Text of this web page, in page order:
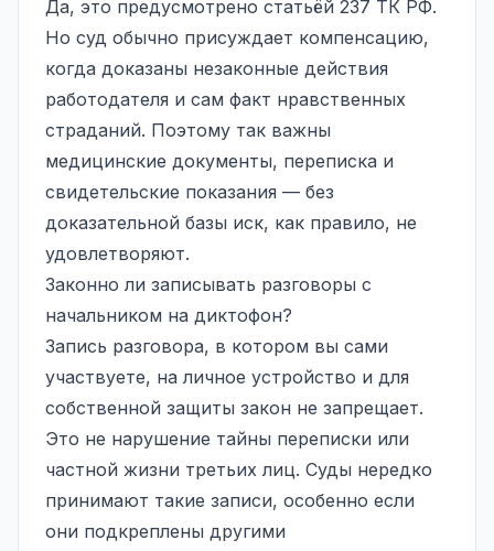
Да, это предусмотрено статьёй 237 ТК РФ.
Но суд обычно присуждает компенсацию,
когда доказаны незаконные действия
работодателя и сам факт нравственных
страданий. Поэтому так важны
медицинские документы, переписка и
свидетельские показания — без
доказательной базы иск, как правило, не
удовлетворяют.
Законно ли записывать разговоры с
начальником на диктофон?
Запись разговора, в котором вы сами
участвуете, на личное устройство и для
собственной защиты закон не запрещает.
Это не нарушение тайны переписки или
частной жизни третьих лиц. Суды нередко
принимают такие записи, особенно если
они подкреплены другими